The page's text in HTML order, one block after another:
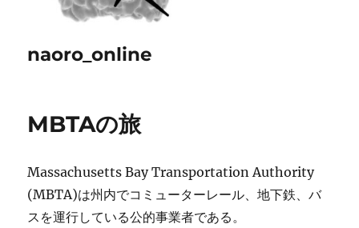
naoro_online
MBTAの旅
Massachusetts Bay Transportation Authority
(MBTA)は州内でコミューターレール、地下鉄、バ
スを運行している公的事業者である。